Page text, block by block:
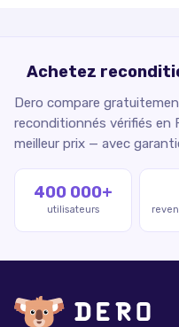
Achetez
Dero compare
reconditionnés vérifiés en
meilleur prix — avec
400 000+
utilisateurs